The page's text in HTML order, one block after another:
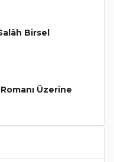
Birsel
Üzerine